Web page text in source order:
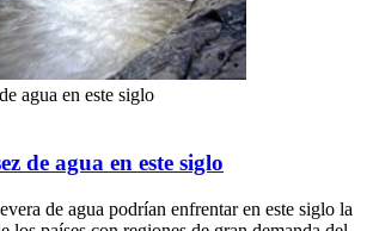
agua en este siglo
de agua en este siglo
de agua podrían enfrentar en este siglo la